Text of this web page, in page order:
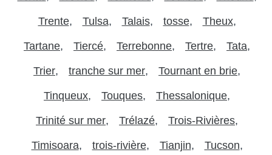
Trente Tulsa Talais tosse Theux
Tartane Tiercé Terrebonne Tertre Tata
Trier tranche sur mer Tournant en brie
Tinqueux Touques Thessalonique
Trinité sur mer Trélazé Trois-Rivières
Timisoara trois-rivière Tianjin Tucson